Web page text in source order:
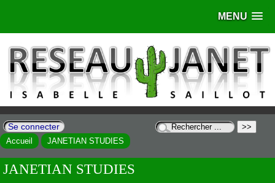
MENU
Se connecter
Accueil JANETIAN STUDIES
JANETIAN STUDIES